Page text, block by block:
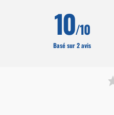
10/10
Basé sur 2 avis